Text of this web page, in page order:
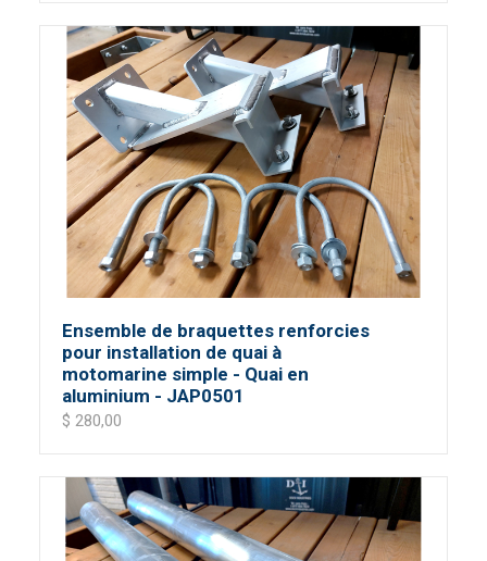
Ensemble de braquettes renforcies
pour installation de quai à
motomarine simple - Quai en
aluminium - JAP0501
$ 280,00